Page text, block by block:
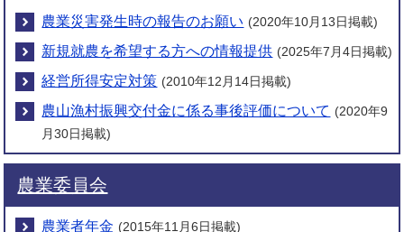
農業災害発生時の報告のお願い (2020年10月13日掲載)
新規就農を希望する方への情報提供 (2025年7月4日掲載)
経営所得安定対策 (2010年12月14日掲載)
農山漁村振興交付金に係る事後評価について (2020年9
月30日掲載)
農業委員会
農業者年金 (2015年11月6日掲載)